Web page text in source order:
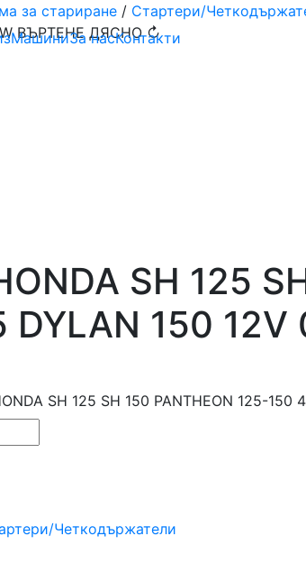
МашиниЗа насКонтакти
за стариране / Стартери/
ВЪРТЕНЕ ДЯСНО ↻
SH 125
DYLAN 150
SH 125 SH 150 PANTHEON 125-
Четкодържатели